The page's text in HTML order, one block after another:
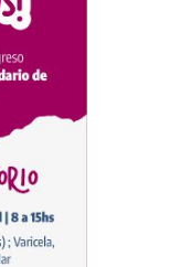
obras de
las
N° 1 y
29/07/2026
invirtió